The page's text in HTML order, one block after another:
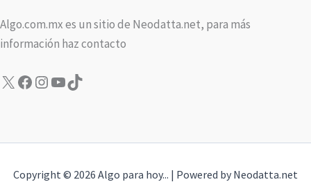
Algo.com.mx es un sitio de Neodatta.net, para más
información haz contacto
X Facebook
Instagram
YouTube
TikTok
Copyright © 2026 Algo para hoy... | Powered by Neodatta.net